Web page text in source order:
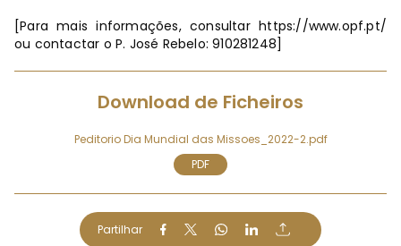
[Para mais informações, consultar https://www.opf.pt/
ou contactar o P. José Rebelo: 910281248]
Download de Ficheiros
Peditorio Dia Mundial das Missoes_2022-2.pdf
PDF
Partilhar